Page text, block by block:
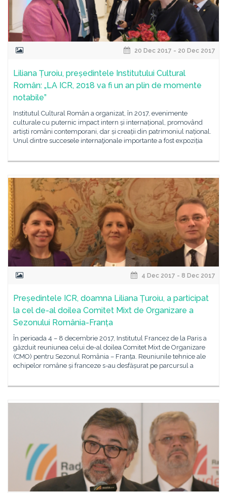
20 Dec 2017 - 20 Dec 2017
Liliana Țuroiu, președintele Institutului Cultural
Român: „LA ICR, 2018 va fi un an plin de momente
notabile”
Institutul Cultural Român a organizat, în 2017, evenimente
culturale cu puternic impact intern și internațional, promovând
artiști români contemporani, dar și creații din patrimoniul național.
Unul dintre succesele internaţionale importante a fost expoziția
4 Dec 2017 - 8 Dec 2017
Președintele ICR, doamna Liliana Țuroiu, a participat
la cel de-al doilea Comitet Mixt de Organizare a
Sezonului România-Franța
În perioada 4 – 8 decembrie 2017, Institutul Francez de la Paris a
găzduit reuniunea celui de-al doilea Comitet Mixt de Organizare
(CMO) pentru Sezonul România – Franța. Reuniunile tehnice ale
echipelor române și franceze s-au desfășurat pe parcursul a